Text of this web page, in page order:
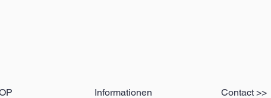
Informationen Contact >>